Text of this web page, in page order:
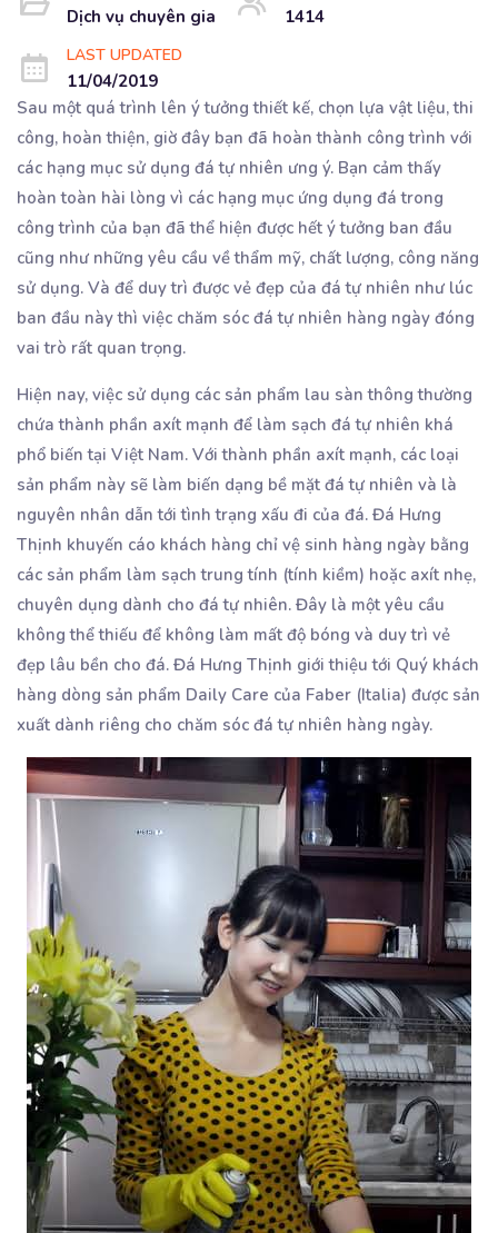
Dịch vụ chuyên gia 1414
LAST UPDATED
11/04/2019
Sau một quá trình lên ý tưởng thiết kế, chọn lựa vật liệu, thi
công, hoàn thiện, giờ đây bạn đã hoàn thành công trình với
các hạng mục sử dụng đá tự nhiên ưng ý. Bạn cảm thấy
hoàn toàn hài lòng vì các hạng mục ứng dụng đá trong
công trình của bạn đã thể hiện được hết ý tưởng ban đầu
cũng như những yêu cầu về thẩm mỹ, chất lượng, công năng
sử dụng. Và để duy trì được vẻ đẹp của đá tự nhiên như lúc
ban đầu này thì việc chăm sóc đá tự nhiên hàng ngày đóng
vai trò rất quan trọng.
Hiện nay, việc sử dụng các sản phẩm lau sàn thông thường
chứa thành phần axít mạnh để làm sạch đá tự nhiên khá
phổ biến tại Việt Nam. Với thành phần axít mạnh, các loại
sản phẩm này sẽ làm biến dạng bề mặt đá tự nhiên và là
nguyên nhân dẫn tới tình trạng xấu đi của đá. Đá Hưng
Thịnh khuyến cáo khách hàng chỉ vệ sinh hàng ngày bằng
các sản phẩm làm sạch trung tính (tính kiềm) hoặc axít nhẹ,
chuyên dụng dành cho đá tự nhiên. Đây là một yêu cầu
không thể thiếu để không làm mất độ bóng và duy trì vẻ
đẹp lâu bền cho đá. Đá Hưng Thịnh giới thiệu tới Quý khách
hàng dòng sản phẩm Daily Care của Faber (Italia) được sản
xuất dành riêng cho chăm sóc đá tự nhiên hàng ngày.